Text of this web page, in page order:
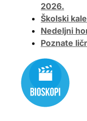
2026.
Školski
Nedeljni
Poznate